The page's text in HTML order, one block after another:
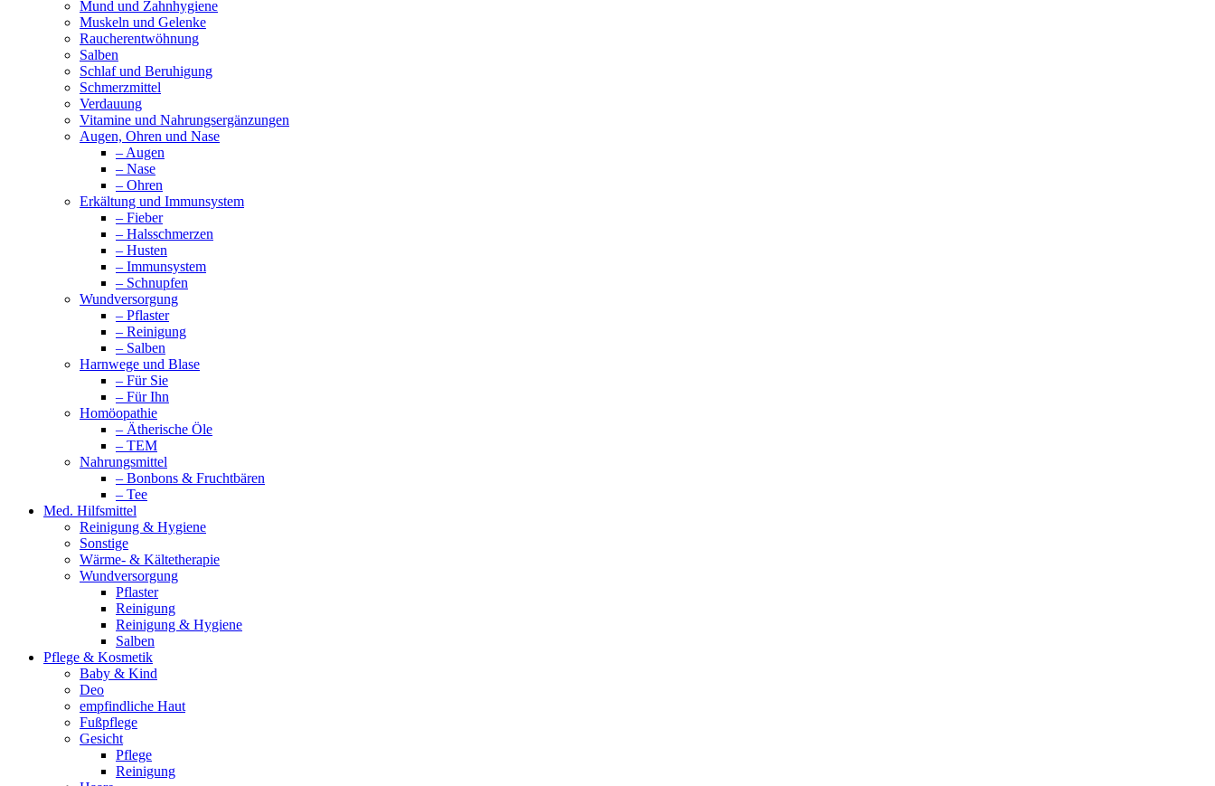
Mund und Zahnhygiene
Muskeln und Gelenke
Raucherentwöhnung
Salben
Schlaf und Beruhigung
Schmerzmittel
Verdauung
Vitamine und Nahrungsergänzungen
Augen, Ohren und Nase
– Augen
– Nase
– Ohren
Erkältung und Immunsystem
– Fieber
– Halsschmerzen
– Husten
– Immunsystem
– Schnupfen
Wundversorgung
– Pflaster
– Reinigung
– Salben
Harnwege und Blase
– Für Sie
– Für Ihn
Homöopathie
– Ätherische Öle
– TEM
Nahrungsmittel
– Bonbons & Fruchtbären
– Tee
Med. Hilfsmittel
Reinigung & Hygiene
Sonstige
Wärme- & Kältetherapie
Wundversorgung
Pflaster
Reinigung
Reinigung & Hygiene
Salben
Pflege & Kosmetik
Baby & Kind
Deo
empfindliche Haut
Fußpflege
Gesicht
Pflege
Reinigung